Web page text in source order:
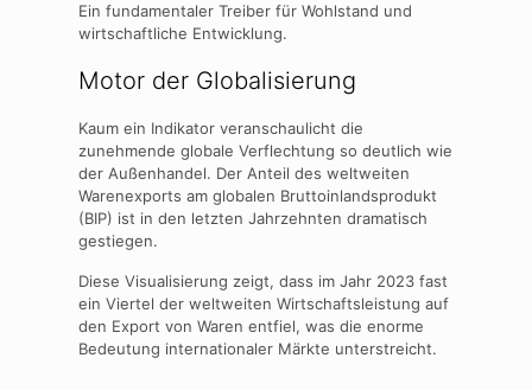
Ein fundamentaler Treiber für Wohlstand und
wirtschaftliche Entwicklung.
Motor der Globalisierung
Kaum ein Indikator veranschaulicht die
zunehmende globale Verflechtung so deutlich wie
der Außenhandel. Der Anteil des weltweiten
Warenexports am globalen Bruttoinlandsprodukt
(BIP) ist in den letzten Jahrzehnten dramatisch
gestiegen.
Diese Visualisierung zeigt, dass im Jahr 2023 fast
ein Viertel der weltweiten Wirtschaftsleistung auf
den Export von Waren entfiel, was die enorme
Bedeutung internationaler Märkte unterstreicht.